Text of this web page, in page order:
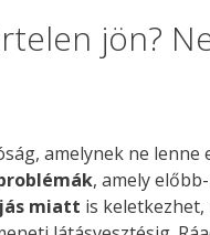
jön?
amelynek ne
, amely
miatt is